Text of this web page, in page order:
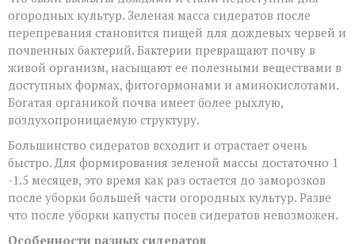
огородных культур. Зеленая масса сидератов после
перепревания становится пищей для дождевых червей и
почвенных бактерий. Бактерии превращают почву в
живой организм, насыщают ее полезными веществами в
доступных формах, фитогормонами и аминокислотами.
Богатая органикой почва имеет более рыхлую,
воздухопроницаемую структуру.
Большинство сидератов всходит и отрастает очень
быстро. Для формирования зеленой массы достаточно 1
-1.5 месяцев, это время как раз остается до заморозков
после уборки большей части огородных культур. Разве
что после уборки капусты посев сидератов невозможен.
Особенности разных сидератов